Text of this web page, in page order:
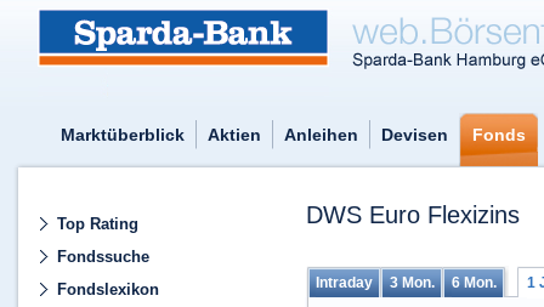
Marktüberblick Aktien Anleihen Devisen Fonds
Top Rating
Fondssuche
Fondslexikon
DWS Euro Flexizins
Intraday 3 Mon. 6 Mon. 1